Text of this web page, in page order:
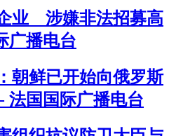
业 涉嫌非法招募高
广播电台
朝鲜已开始向俄罗斯
法国国际广播电台